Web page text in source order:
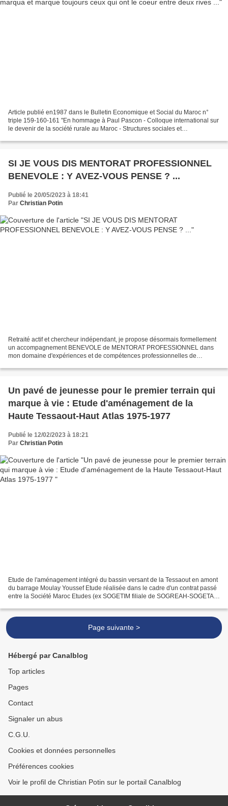
Article publié en1987 dans le Bulletin Economique et Social du Maroc n°
triple 159-160-161 "En hommage à Paul Pascon - Colloque international sur
le devenir de la société rurale au Maroc - Structures sociales et
SI JE VOUS DIS MENTORAT PROFESSIONNEL
BENEVOLE : Y AVEZ-VOUS PENSE ? ...
Publié le 20/05/2023 à 18:41
Par Christian Potin
Retraité actif et chercheur indépendant, je propose désormais formellement
un accompagnement BENEVOLE de MENTORAT PROFESSIONNEL dans
mon domaine d'expériences et de compétences professionnelles de
Un pavé de jeunesse pour le premier terrain qui
marque à vie : Etude d'aménagement de la
Haute Tessaout-Haut Atlas 1975-1977
Publié le 12/02/2023 à 18:21
Par Christian Potin
Etude de l'aménagement intégré du bassin versant de la Tessaout en amont
du barrage Moulay Youssef Etude réalisée dans le cadre d'un contrat passé
entre la Société Maroc Etudes (ex SOGETIM filiale de SOGREAH-SOGETA
Page suivante >
Hébergé par Canalblog
Top articles
Pages
Contact
Signaler un abus
C.G.U.
Cookies et données personnelles
Préférences cookies
Voir le profil de Christian Potin sur le portail Canalblog